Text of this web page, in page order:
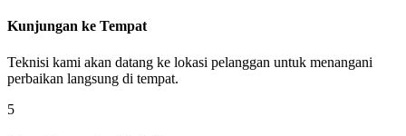
Kunjungan ke Tempat
Teknisi kami akan datang ke lokasi pelanggan untuk menangani
perbaikan langsung di tempat.
5